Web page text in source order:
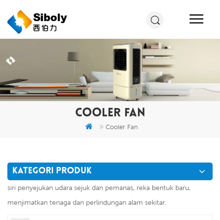
COOLER FAN
Cooler Fan
KATEGORI PRODUK
siri penyejukan udara sejuk dan pemanas, reka bentuk baru,
menjimatkan tenaga dan perlindungan alam sekitar.